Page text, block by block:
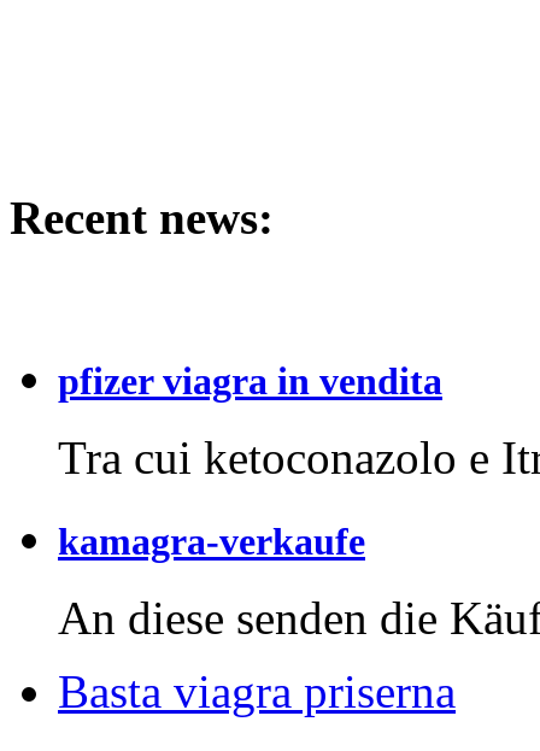
Recent news:
pfizer viagra in vendita
Tra cui ketoconazolo e
kamagra-verkaufe
An diese senden die
Basta viagra priserna